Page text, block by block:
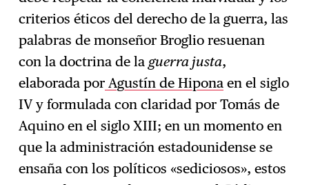
criterios éticos del derecho de la guerra, las
palabras de monseñor Broglio resuenan
con la doctrina de la guerra justa,
elaborada por Agustín de Hipona en el siglo
IV y formulada con claridad por Tomás de
Aquino en el siglo XIII; en un momento en
que la administración estadounidense se
ensaña con los políticos «sediciosos», estos